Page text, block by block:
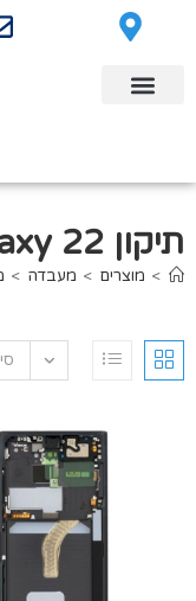
תיקון Samsung Galaxy 22
> מוצרים > מעבדה >